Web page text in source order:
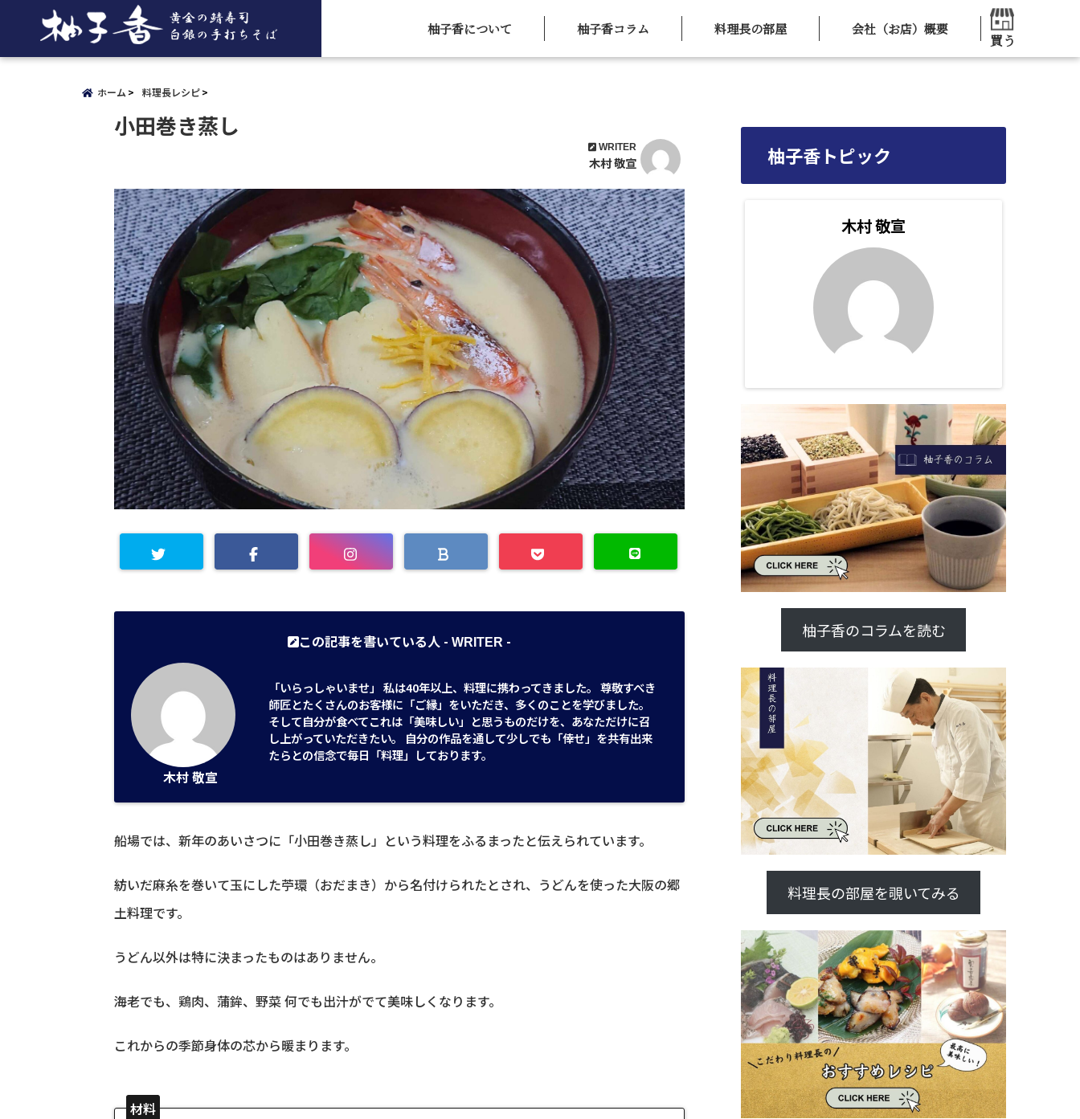
柚子香について 柚子香コラム 料理長の部屋 会社（お店）概要
買う
ホーム 料理長レシピ
小田巻き蒸し
WRITER
木村 敬宣
この記事を書いている人 - WRITER -
木村 敬宣
「いらっしゃいませ」 私は40年以上、料理に携わってきました。 尊敬すべき
師匠とたくさんのお客様に「ご縁」をいただき、多くのことを学びました。
そして自分が食べてこれは「美味しい」と思うものだけを、あなただけに召
し上がっていただきたい。 自分の作品を通して少しでも「倖せ」を共有出来
たらとの信念で毎日「料理」しております。
船場では、新年のあいさつに「小田巻き蒸し」という料理をふるまったと伝えられています。
紡いだ麻糸を巻いて玉にした苧環（おだまき）から名付けられたとされ、うどんを使った大阪の郷
土料理です。
うどん以外は特に決まったものはありません。
海老でも、鶏肉、蒲鉾、野菜 何でも出汁がでて美味しくなります。
これからの季節身体の芯から暖まります。
材料
柚子香トピック
木村 敬宣
柚子香のコラムを読む
料理長の部屋を覗いてみる